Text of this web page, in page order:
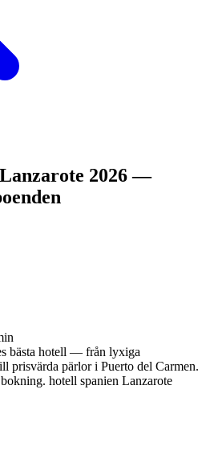
2026 —
bästa hotell — från lyxiga
prisvärda pärlor i Puerto del Carmen.
hotell spanien Lanzarote